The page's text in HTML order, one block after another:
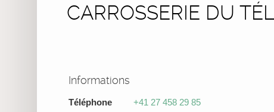
CARROSSERIE DU
Informations
Téléphone
+41 27 458 29 85